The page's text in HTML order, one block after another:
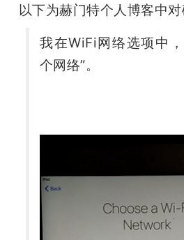
以下为赫门特个人博客中对
我在WiFi网络选项中
个网络”。